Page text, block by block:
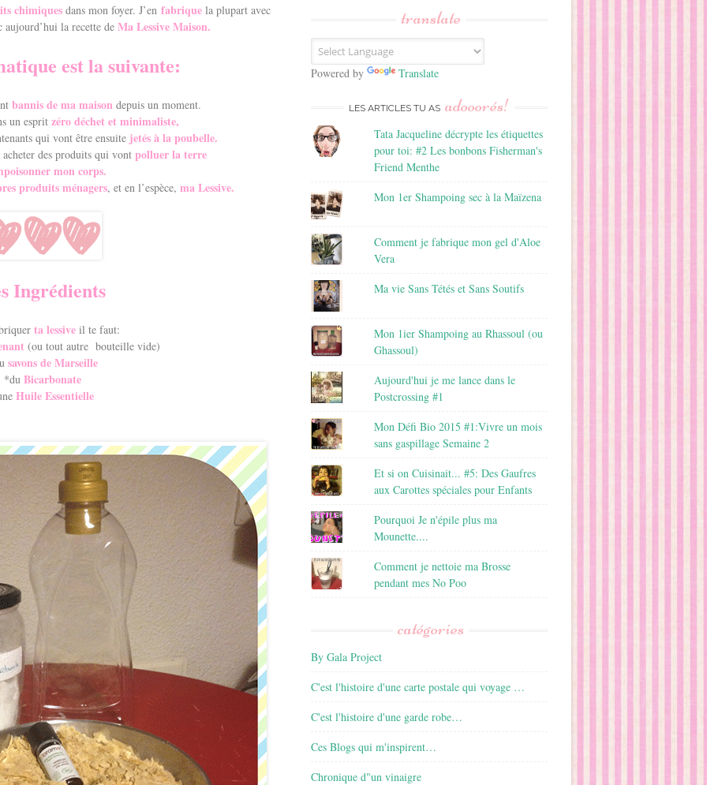
chimiques dans mon foyer. J’en fabrique la plupart avec
la recette de Ma Lessive Maison.
est la suivante:
bannis de ma maison depuis un moment.
un esprit zéro déchet et minimaliste,
qui vont être ensuite jetés à la poubelle.
des produits qui vont polluer la terre
mon corps.
produits ménagers, et en l’espèce, ma Lessive.
Ingrédients
ta lessive il te faut:
(ou tout autre bouteille vide)
savons de Marseille
*du Bicarbonate
Huile Essentielle
E
m
a
translate
Powered by Translate
LES ARTICLES TU AS adooorés!
Tata Jacqueline décrypte les étiquettes
pour toi: #2 Les bonbons Fisherman's
Friend Menthe
Mon 1er Shampoing sec à la Maïzena
Comment je fabrique mon gel d'Aloe
Vera
Ma vie Sans Tétés et Sans Soutifs
Mon 1ier Shampoing au Rhassoul (ou
Ghassoul)
Aujourd'hui je me lance dans le
Postcrossing #1
Mon Défi Bio 2015 #1:Vivre un mois
sans gaspillage Semaine 2
Et si on Cuisinait... #5: Des Gaufres
aux Carottes spéciales pour Enfants
Pourquoi Je n'épile plus ma
Mounette....
Comment je nettoie ma Brosse
pendant mes No Poo
catégories
By Gala Project
C'est l'histoire d'une carte postale qui voyage …
C'est l'histoire d'une garde robe…
Ces Blogs qui m'inspirent…
Chronique d"un vinaigre